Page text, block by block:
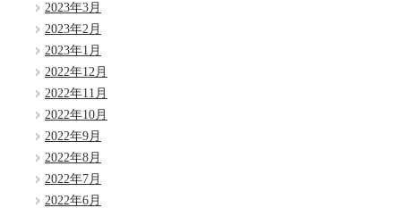
2023年3月
2023年2月
2023年1月
2022年12月
2022年11月
2022年10月
2022年9月
2022年8月
2022年7月
2022年6月